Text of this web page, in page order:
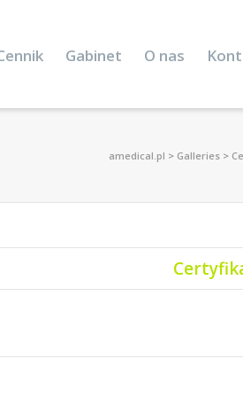
Gabinet O nas
amedical.pl > Galleries >